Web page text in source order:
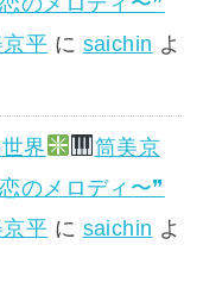
平 に saichin よ
界
筒美京
のメロディ〜❞
平 に saichin よ